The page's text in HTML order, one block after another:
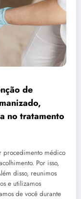
de
no tratamento
procedimento médico
Por isso,
disso, reunimos
e utilizamos
de você durante